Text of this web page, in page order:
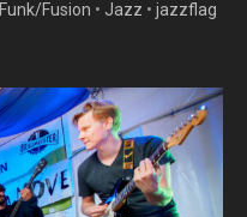
Funk/Fusion • Jazz • jazzflag